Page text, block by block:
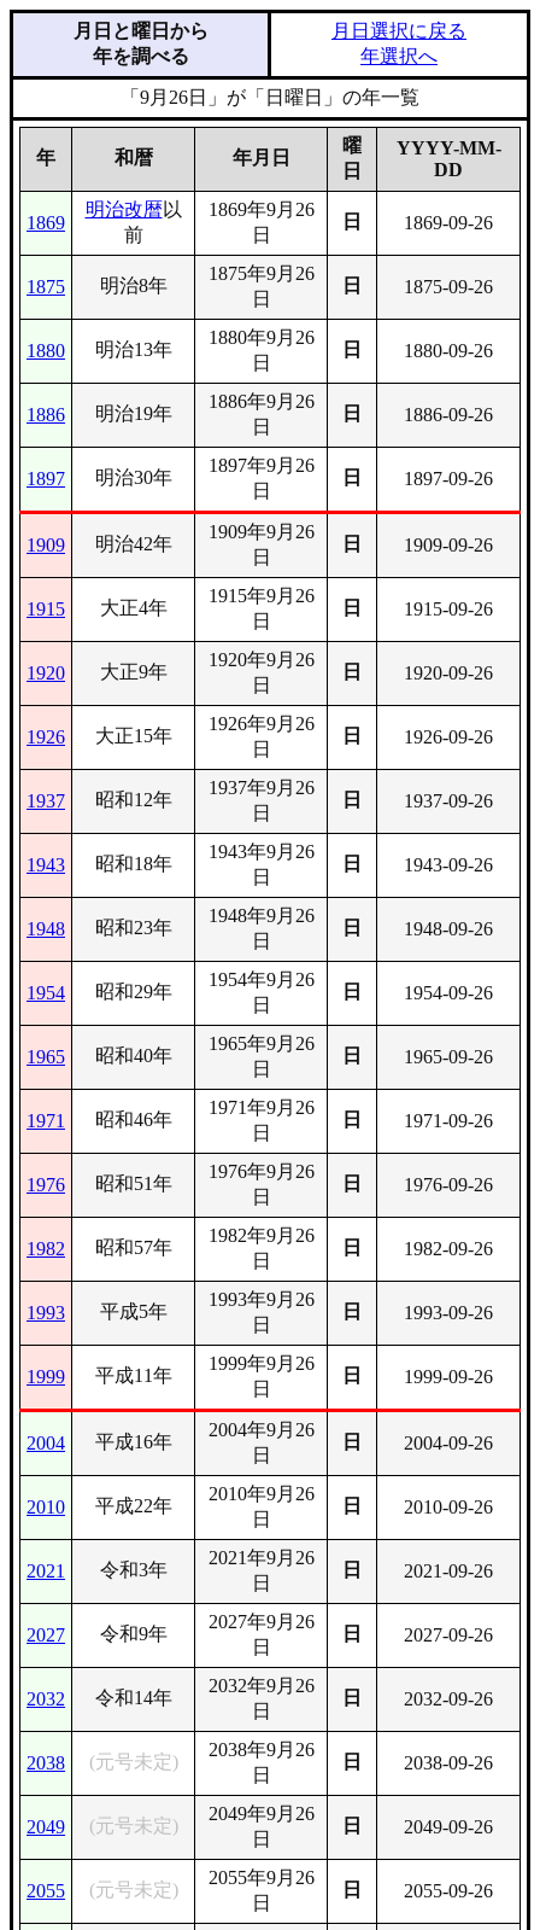
月日と曜日から
年を調べる
月日選択に戻る
年選択へ
「9月26日」が「日曜日」の年一覧
年 和暦 年月日
曜
日
YYYY-MM-
DD
1869
明治改暦 以
前
1869年9月26
日
日 1869-09-26
1875 明治8年
1875年9月26
日
日 1875-09-26
1880 明治13年
1880年9月26
日
日 1880-09-26
1886 明治19年
1886年9月26
日
日 1886-09-26
1897 明治30年
1897年9月26
日
日 1897-09-26
1909 明治42年
1909年9月26
日
日 1909-09-26
1915 大正4年
1915年9月26
日
日 1915-09-26
1920 大正9年
1920年9月26
日
日 1920-09-26
1926 大正15年
1926年9月26
日
日 1926-09-26
1937 昭和12年
1937年9月26
日
日 1937-09-26
1943 昭和18年
1943年9月26
日
日 1943-09-26
1948 昭和23年
1948年9月26
日
日 1948-09-26
1954 昭和29年
1954年9月26
日
日 1954-09-26
1965 昭和40年
1965年9月26
日
日 1965-09-26
1971 昭和46年
1971年9月26
日
日 1971-09-26
1976 昭和51年
1976年9月26
日
日 1976-09-26
1982 昭和57年
1982年9月26
日
日 1982-09-26
1993 平成5年
1993年9月26
日
日 1993-09-26
1999 平成11年
1999年9月26
日
日 1999-09-26
2004 平成16年
2004年9月26
日
日 2004-09-26
2010 平成22年
2010年9月26
日
日 2010-09-26
2021 令和3年
2021年9月26
日
日 2021-09-26
2027 令和9年
2027年9月26
日
日 2027-09-26
2032 令和14年
2032年9月26
日
日 2032-09-26
2038 (元号未定)
2038年9月26
日
日 2038-09-26
2049 (元号未定)
2049年9月26
日
日 2049-09-26
2055 (元号未定)
2055年9月26
日
日 2055-09-26